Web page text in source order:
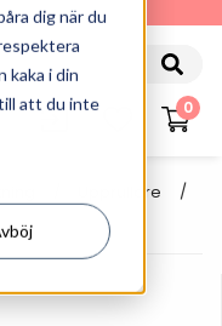
dig när du
kaka i din
att du inte
0
Upprullare